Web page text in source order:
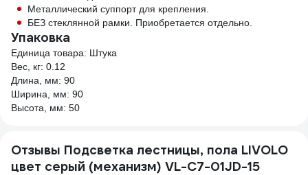
Металлический суппорт для крепления.
БЕЗ стеклянной рамки. Приобретается отдельно.
Упаковка
Единица товара: Штука
Вес, кг: 0.12
Длина, мм: 90
Ширина, мм: 90
Высота, мм: 50
Отзывы Подсветка лестницы, пола LIVOLO
цвет серый (механизм) VL-C7-01JD-15